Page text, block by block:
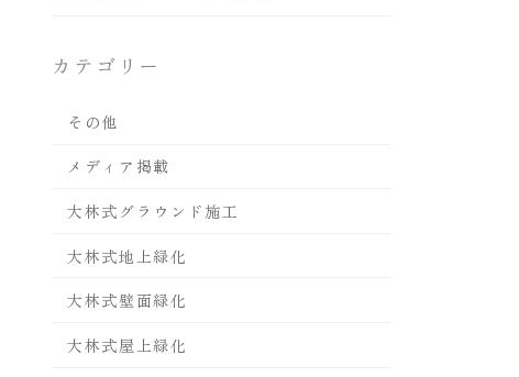
カテゴリー
その他
メディア掲載
大林式グラウンド施工
大林式地上緑化
大林式壁面緑化
大林式屋上緑化